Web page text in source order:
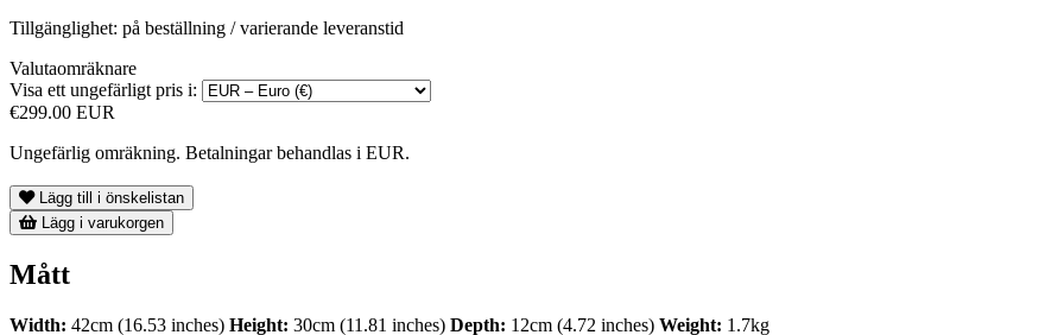
Tillgänglighet: på beställning / varierande leveranstid
Valutaomräknare
Visa ett ungefärligt pris i:
€299.00 EUR
Ungefärlig omräkning. Betalningar behandlas i EUR.
Lägg till i önskelistan
Lägg i varukorgen
Mått
Width: 42cm (16.53 inches) Height: 30cm (11.81 inches) Depth: 12cm (4.72 inches) Weight: 1.7kg